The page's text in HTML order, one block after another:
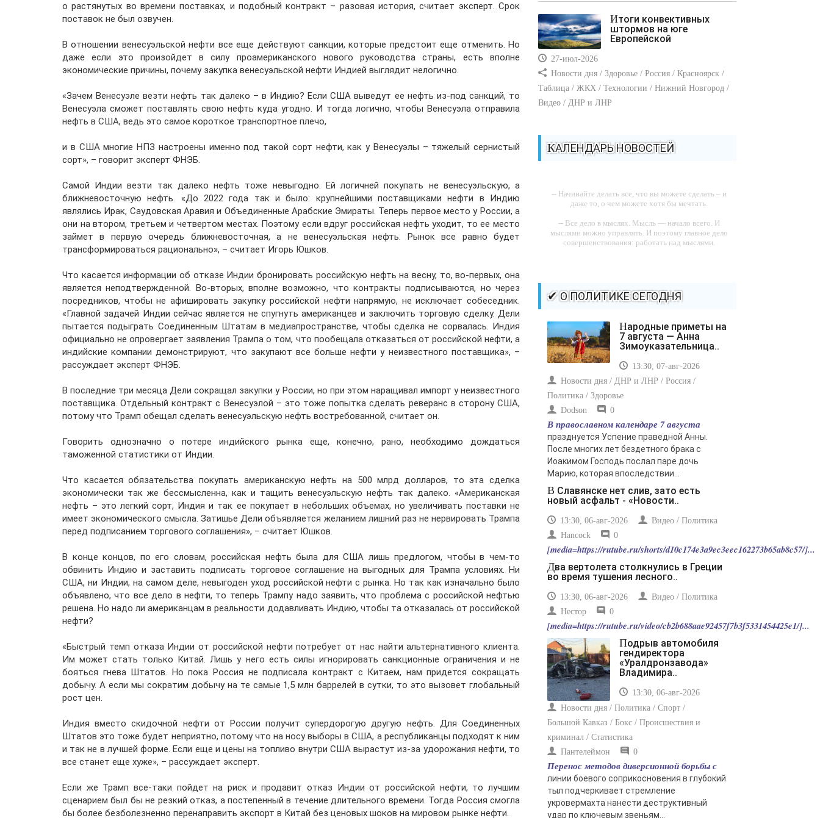
о растянутых во времени поставках, и подобный контракт – разовая история, считает эксперт. Срок
поставок не был озвучен.
В отношении венесуэльской нефти все еще действуют санкции, которые предстоит еще отменить. Но
даже если это произойдет в силу проамериканского нового руководства страны, есть вполне
экономические причины, почему закупка венесуэльской нефти Индией выглядит нелогично.
«Зачем Венесуэле везти нефть так далеко – в Индию? Если США выведут ее нефть из-под санкций, то
Венесуэла сможет поставлять свою нефть куда угодно. И тогда логично, чтобы Венесуэла отправила
нефть в США, ведь это самое короткое транспортное плечо,
и в США многие НПЗ настроены именно под такой сорт нефти, как у Венесуэлы – тяжелый сернистый
сорт», – говорит эксперт ФНЭБ.
Самой Индии везти так далеко нефть тоже невыгодно. Ей логичней покупать не венесуэльскую, а
ближневосточную нефть. «До 2022 года так и было: крупнейшими поставщиками нефти в Индию
являлись Ирак, Саудовская Аравия и Объединенные Арабские Эмираты. Теперь первое место у России, а
они на втором, третьем и четвертом местах. Поэтому если вдруг российская нефть уходит, то ее место
займет в первую очередь ближневосточная, а не венесуэльская нефть. Рынок все равно будет
трансформироваться рационально», – считает Игорь Юшков.
Что касается информации об отказе Индии бронировать российскую нефть на весну, то, во-первых, она
является неподтвержденной. Во-вторых, вполне возможно, что контракты подписываются, но через
посредников, чтобы не афишировать закупку российской нефти напрямую, не исключает собеседник.
«Главной задачей Индии сейчас является не спугнуть американцев и заключить торговую сделку. Дели
пытается подыграть Соединенным Штатам в медиапространстве, чтобы сделка не сорвалась. Индия
официально не опровергает заявления Трампа о том, что пообещала отказаться от российской нефти, а
индийские компании демонстрируют, что закупают все больше нефти у неизвестного поставщика», –
рассуждает эксперт ФНЭБ.
В последние три месяца Дели сокращал закупки у России, но при этом наращивал импорт у неизвестного
поставщика. Отдельный контракт с Венесуэлой – это тоже попытка сделать реверанс в сторону США,
потому что Трамп обещал сделать венесуэльскую нефть востребованной, считает он.
Говорить однозначно о потере индийского рынка еще, конечно, рано, необходимо дождаться
таможенной статистики от Индии.
Что касается обязательства покупать американскую нефть на 500 млрд долларов, то эта сделка
экономически так же бессмысленна, как и тащить венесуэльскую нефть так далеко. «Американская
нефть – это легкий сорт, Индия и так ее покупает в небольших объемах, но увеличивать поставки не
имеет экономического смысла. Затишье Дели объявляется желанием лишний раз не нервировать Трампа
перед подписанием торгового соглашения», – считает Юшков.
В конце концов, по его словам, российская нефть была для США лишь предлогом, чтобы в чем-то
обвинить Индию и заставить подписать торговое соглашение на выгодных для Трампа условиях. Ни
США, ни Индии, на самом деле, невыгоден уход российской нефти с рынка. Но так как изначально было
объявлено, что все дело в нефти, то теперь Трампу надо заявить, что проблема с российской нефтью
решена. Но надо ли американцам в реальности додавливать Индию, чтобы та отказалась от российской
нефти?
«Быстрый темп отказа Индии от российской нефти потребует от нас найти альтернативного клиента.
Им может стать только Китай. Лишь у него есть силы игнорировать санкционные ограничения и не
бояться гнева Штатов. Но пока Россия не подписала контракт с Китаем, нам придется сокращать
добычу. А если мы сократим добычу на те самые 1,5 млн баррелей в сутки, то это вызовет глобальный
рост цен.
Индия вместо скидочной нефти от России получит супердорогую другую нефть. Для Соединенных
Штатов это тоже будет неприятно, потому что на носу выборы в США, а республиканцы подходят к ним
и так не в лучшей форме. Если еще и цены на топливо внутри США вырастут из-за удорожания нефти, то
все станет еще хуже», – рассуждает эксперт.
Если же Трамп все-таки пойдет на риск и продавит отказ Индии от российской нефти, то лучшим
сценарием был бы не резкий отказ, а постепенный в течение длительного времени. Тогда Россия смогла
бы более безболезненно перенаправить экспорт в Китай без ценовых шоков на мировом рынке нефти.
Итоги конвективных
штормов на юге
Европейской
27-июл-2026
Новости дня / Здоровье / Россия / Красноярск /
Таблица / ЖКХ / Технологии / Нижний Новгород /
Видео / ДНР и ЛНР
КАЛЕНДАРЬ НОВОСТЕЙ
-- Начинайте делать все, что вы можете сделать – и
даже то, о чем можете хотя бы мечтать.
-- Все дело в мыслях. Мысль — начало всего. И
мыслями можно управлять. И поэтому главное дело
совершенствования: работать над мыслями.
-- Самое большое богатство — это ум. Самая большая
нищета — глупость. Из всех страхов самый пугающий
-- Лучшее, что можно сделать с хорошим советом, это
пропустить его мимо ушей. Он никогда не бывает
полезен никому, кроме того, кто его дал.
-- Люблю давать советы и очень не люблю, когда их
дают мне.
✔ О ПОЛИТИКЕ СЕГОДНЯ
Народные приметы на
7 августа — Анна
Зимоуказательница..
13:30, 07-авг-2026
Новости дня / ДНР и ЛНР / Россия /
Политика / Здоровье
Dodson
0
В православном календаре 7 августа
празднуется Успение праведной Анны.
После многих лет бездетного брака с
Иоакимом Господь послал паре дочь
Марию, которая впоследствии...
В Славянске нет слив, зато есть
новый асфальт - «Новости..
13:30, 06-авг-2026
Видео / Политика
Hancock
0
[media=https://rutube.ru/shorts/d10c174e3a9ec3eec162273b65ab8c57/]...
Два вертолета столкнулись в Греции
во время тушения лесного..
13:30, 06-авг-2026
Видео / Политика
Нестор
0
[media=https://rutube.ru/video/cb2b688aae92457f7b3f5331454425e1/]...
Подрыв автомобиля
гендиректора
«Уралдронзавода»
Владимира..
13:30, 06-авг-2026
Новости дня / Политика / Спорт /
Большой Кавказ / Бокс / Происшествия и
криминал / Статистика
Пантелеймон
0
Перенос методов диверсионной борьбы с
линии боевого соприкосновения в глубокий
тыл подчеркивает стремление
укровермахта нанести деструктивный
удар по ключевым звеньям...